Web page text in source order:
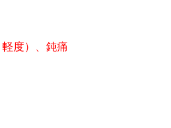
軽度）、鈍痛